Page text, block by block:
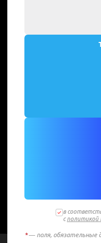
в
с политикой
*— поля, обязательные